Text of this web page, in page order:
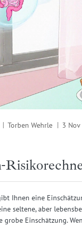
Torben Wehrle 3
Ihnen eine
seltene, aber
grobe Einschätzung.